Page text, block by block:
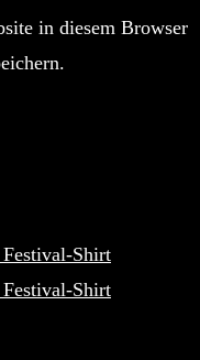
in diesem Browser